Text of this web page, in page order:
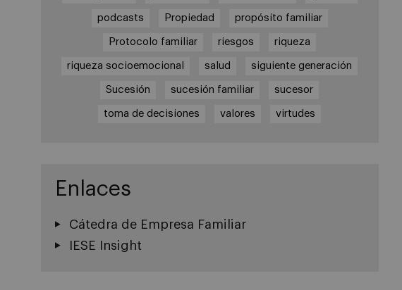
podcasts Propiedad propósito familiar
Protocolo familiar riesgos riqueza
riqueza socioemocional salud siguiente generación
Sucesión sucesión familiar sucesor
toma de decisiones valores virtudes
Enlaces
Cátedra de Empresa Familiar
IESE Insight